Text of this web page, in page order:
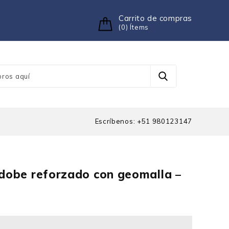
Carrito de compras
(0) Ítems
Escríbenos: +51 980123147
reforzado con geomalla –